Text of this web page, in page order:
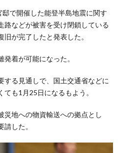
で開催した能登半島地震に関す
路などが被害を受け閉鎖している
が完了したと発表した。
着が可能になった。
する見通しで、国土交通省などに
も1月25日になるもよう。
災地への物資輸送への拠点とし
した。